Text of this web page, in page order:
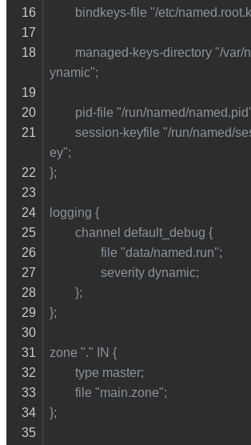
bindkeys-file "/etc/
ynamic";
pid-file "/run/named/
ey";
};
logging {
        channel default_debug {
                file "data/named.run";
                severity dynamic;
        };
};
zone "." IN {
        type master;
        file "main.zone";
};